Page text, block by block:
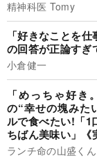
精神科医 Tomy
「好きなことを
の回答が正論すぎ
小倉健一
「めっちゃ好
の“幸せの塊みた
ルで食べたい!「1
ちばん美味い」《
ランチ命の山盛くん